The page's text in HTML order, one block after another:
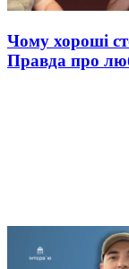
Чому хороші
Правда про